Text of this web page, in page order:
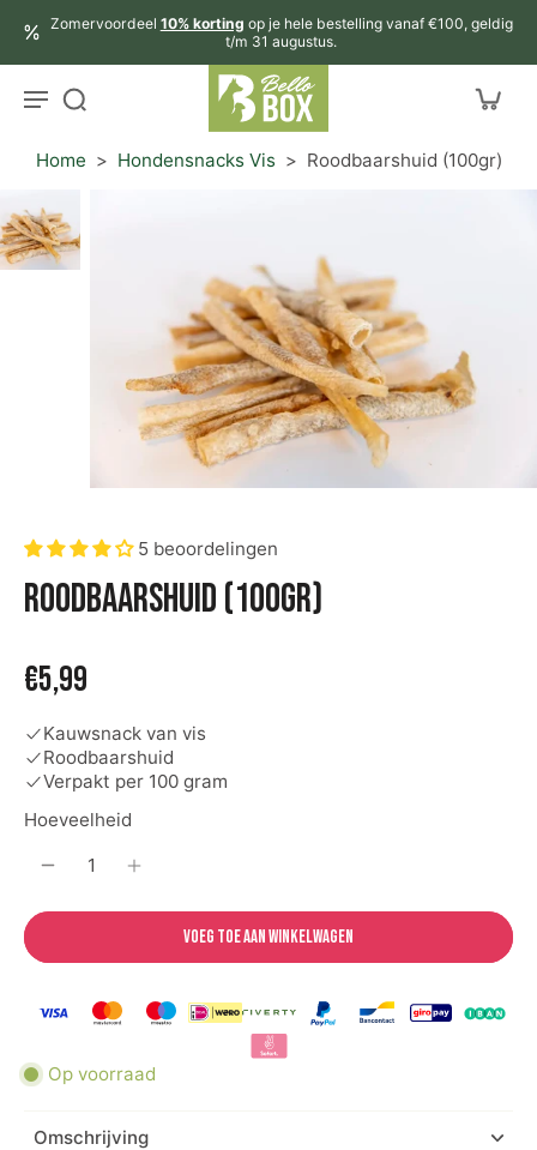
Zomervoordeel 10% korting op je hele bestelling vanaf €100, geldig
t/m 31 augustus.
Home > Hondensnacks Vis > Roodbaarshuid (100gr)
5 beoordelingen
Roodbaarshuid (100gr)
€5,99
Kauwsnack van vis
Roodbaarshuid
Verpakt per 100 gram
Hoeveelheid
Voeg toe aan winkelwagen
Op voorraad
Omschrijving